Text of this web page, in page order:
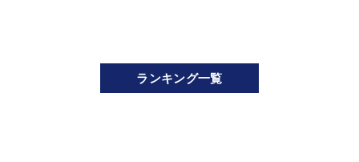
ランキング一覧